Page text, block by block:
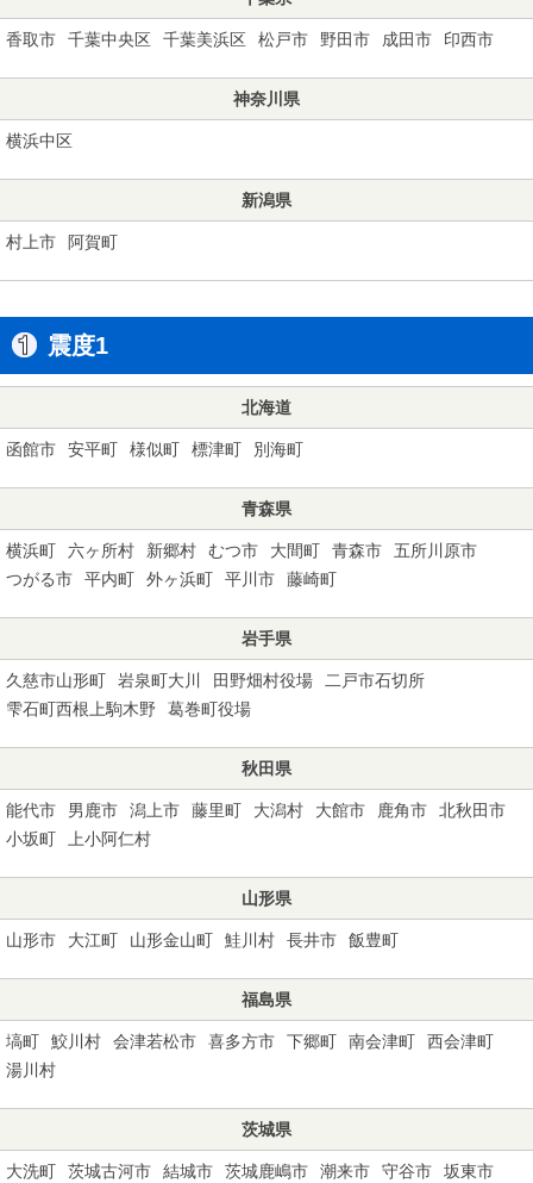
香取市 千葉中央区 千葉美浜区 松戸市 野田市 成田市 印西市
神奈川県
横浜中区
新潟県
村上市 阿賀町
震度1
北海道
函館市 安平町 様似町 標津町 別海町
青森県
横浜町 六ヶ所村 新郷村 むつ市 大間町 青森市
五所川原市
つがる市
平内町 外ヶ浜町 平川市 藤崎町
岩手県
久慈市山形町 岩泉町大川 田野畑村役場
二戸市石切所
雫石町西根上駒木野
葛巻町役場
秋田県
能代市 男鹿市 潟上市 藤里町 大潟村 大館市 鹿角市
北秋田市
小坂町
上小阿仁村
山形県
山形市 大江町 山形金山町 鮭川村 長井市 飯豊町
福島県
塙町 鮫川村 会津若松市 喜多方市 下郷町 南会津町
西会津町
湯川村
茨城県
大洗町 茨城古河市 結城市 茨城鹿嶋市 潮来市 守谷市
坂東市